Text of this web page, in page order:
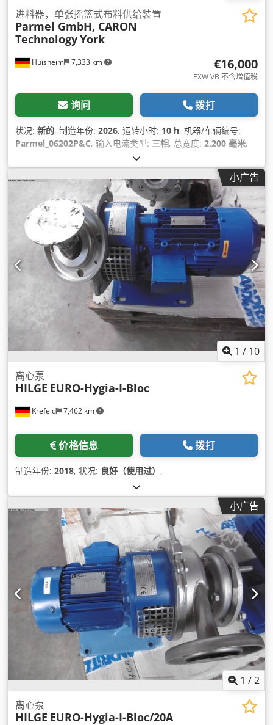
Huisheim 7,333 km
进料器，单张摇篮式布料供给装置
Parmel GmbH, CARON
TechnologyYork
€16,000
EXW VB 不含增值税
询问 拨打
状况: 新的, 制造年份: 2026, 运转小时: 10 h, 机器/车辆编号:
Parmel_06202P&C, 输入电流类型: 三相, 总宽度: 2,200 毫米,
1,600 毫米
小广告
1 / 10
Krefeld 7,462 km
离心泵
HILGE EURO-Hygia-I-Bloc
价格信息 拨打
制造年份: 2018, 状况: 良好（使用过） ,
小广告
1 /2
离心泵
HILGE EURO-Hygia-I-Bloc/20A